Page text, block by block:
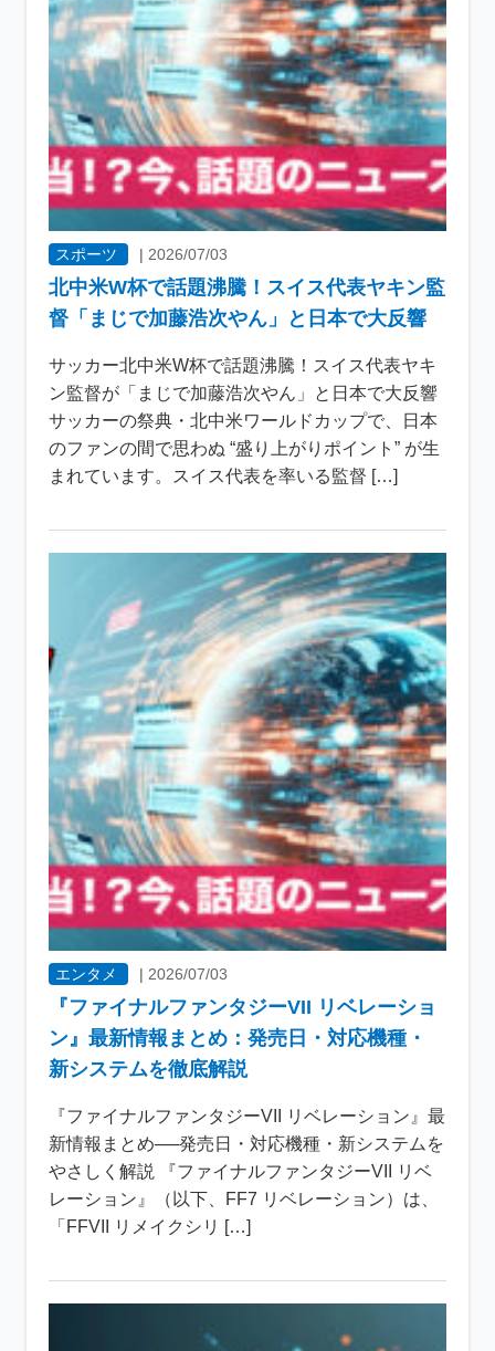
スポーツ |2026/07/03
北中米W杯で話題沸騰！スイス代表ヤキン監
督「まじで加藤浩次やん」と日本で大反響
サッカー北中米W杯で話題沸騰！スイス代表ヤキ
ン監督が「まじで加藤浩次やん」と日本で大反響
サッカーの祭典・北中米ワールドカップで、日本
のファンの間で思わぬ “盛り上がりポイント” が生
まれています。スイス代表を率いる監督 […]
エンタメ | 2026/07/03
『ファイナルファンタジーVII リベレーショ
ン』最新情報まとめ：発売日・対応機種・
新システムを徹底解説
『ファイナルファンタジーVII リベレーション』最
新情報まとめ──発売日・対応機種・新システムを
やさしく解説 『ファイナルファンタジーVII リベ
レーション』（以下、FF7 リベレーション）は、
「FFVII リメイクシリ […]